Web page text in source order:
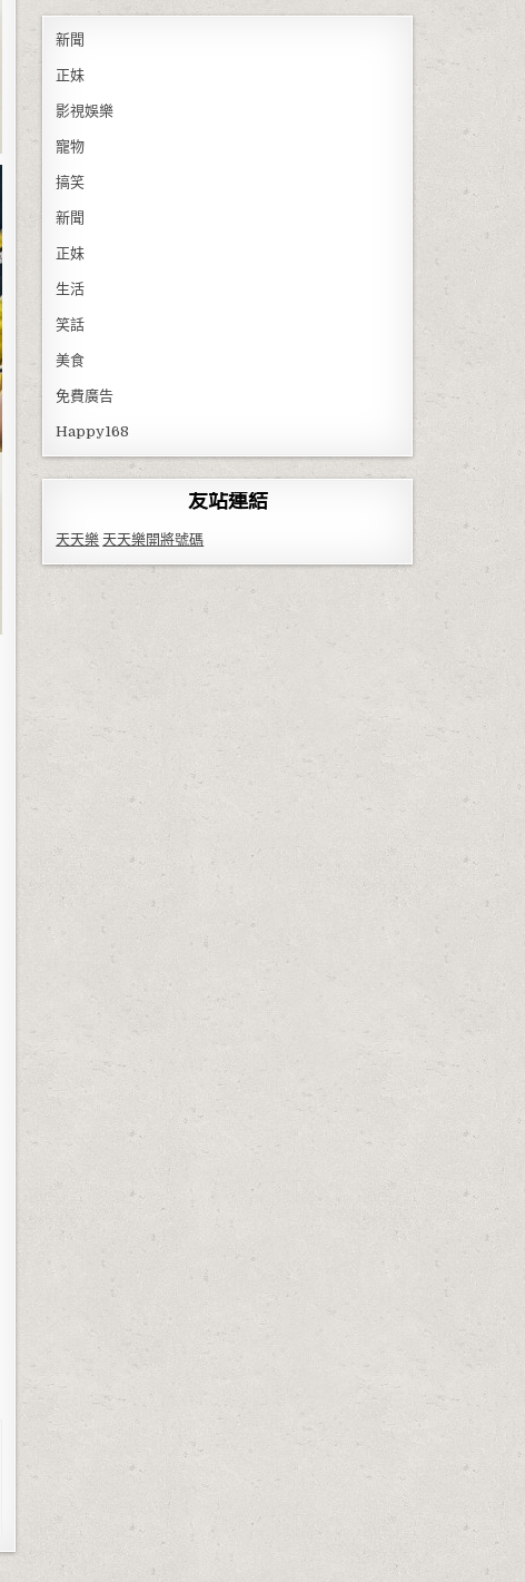
新聞
正妹
影視娛樂
寵物
搞笑
新聞
正妹
生活
笑話
美食
免費廣告
Happy168
友站連結
天天樂 天天樂開將號碼